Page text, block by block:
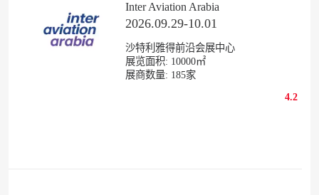
Inter Aviation Arabia
2026.09.29-10.01
沙特利雅得前沿会展中心
展览面积: 10000㎡
展商数量: 185家
4.2